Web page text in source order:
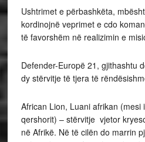
Ushtrimet e përbashkëta,
kordinojnë veprimet e cdo
të favorshëm në realizimin e
Defender-Europë 21, gjithashtu
dy stërvitje të tjera të
African Lion, Luani afrikan (mesi
qershorit) – stërvitje vjetor
në Afrikë. Në të cilën do marrin